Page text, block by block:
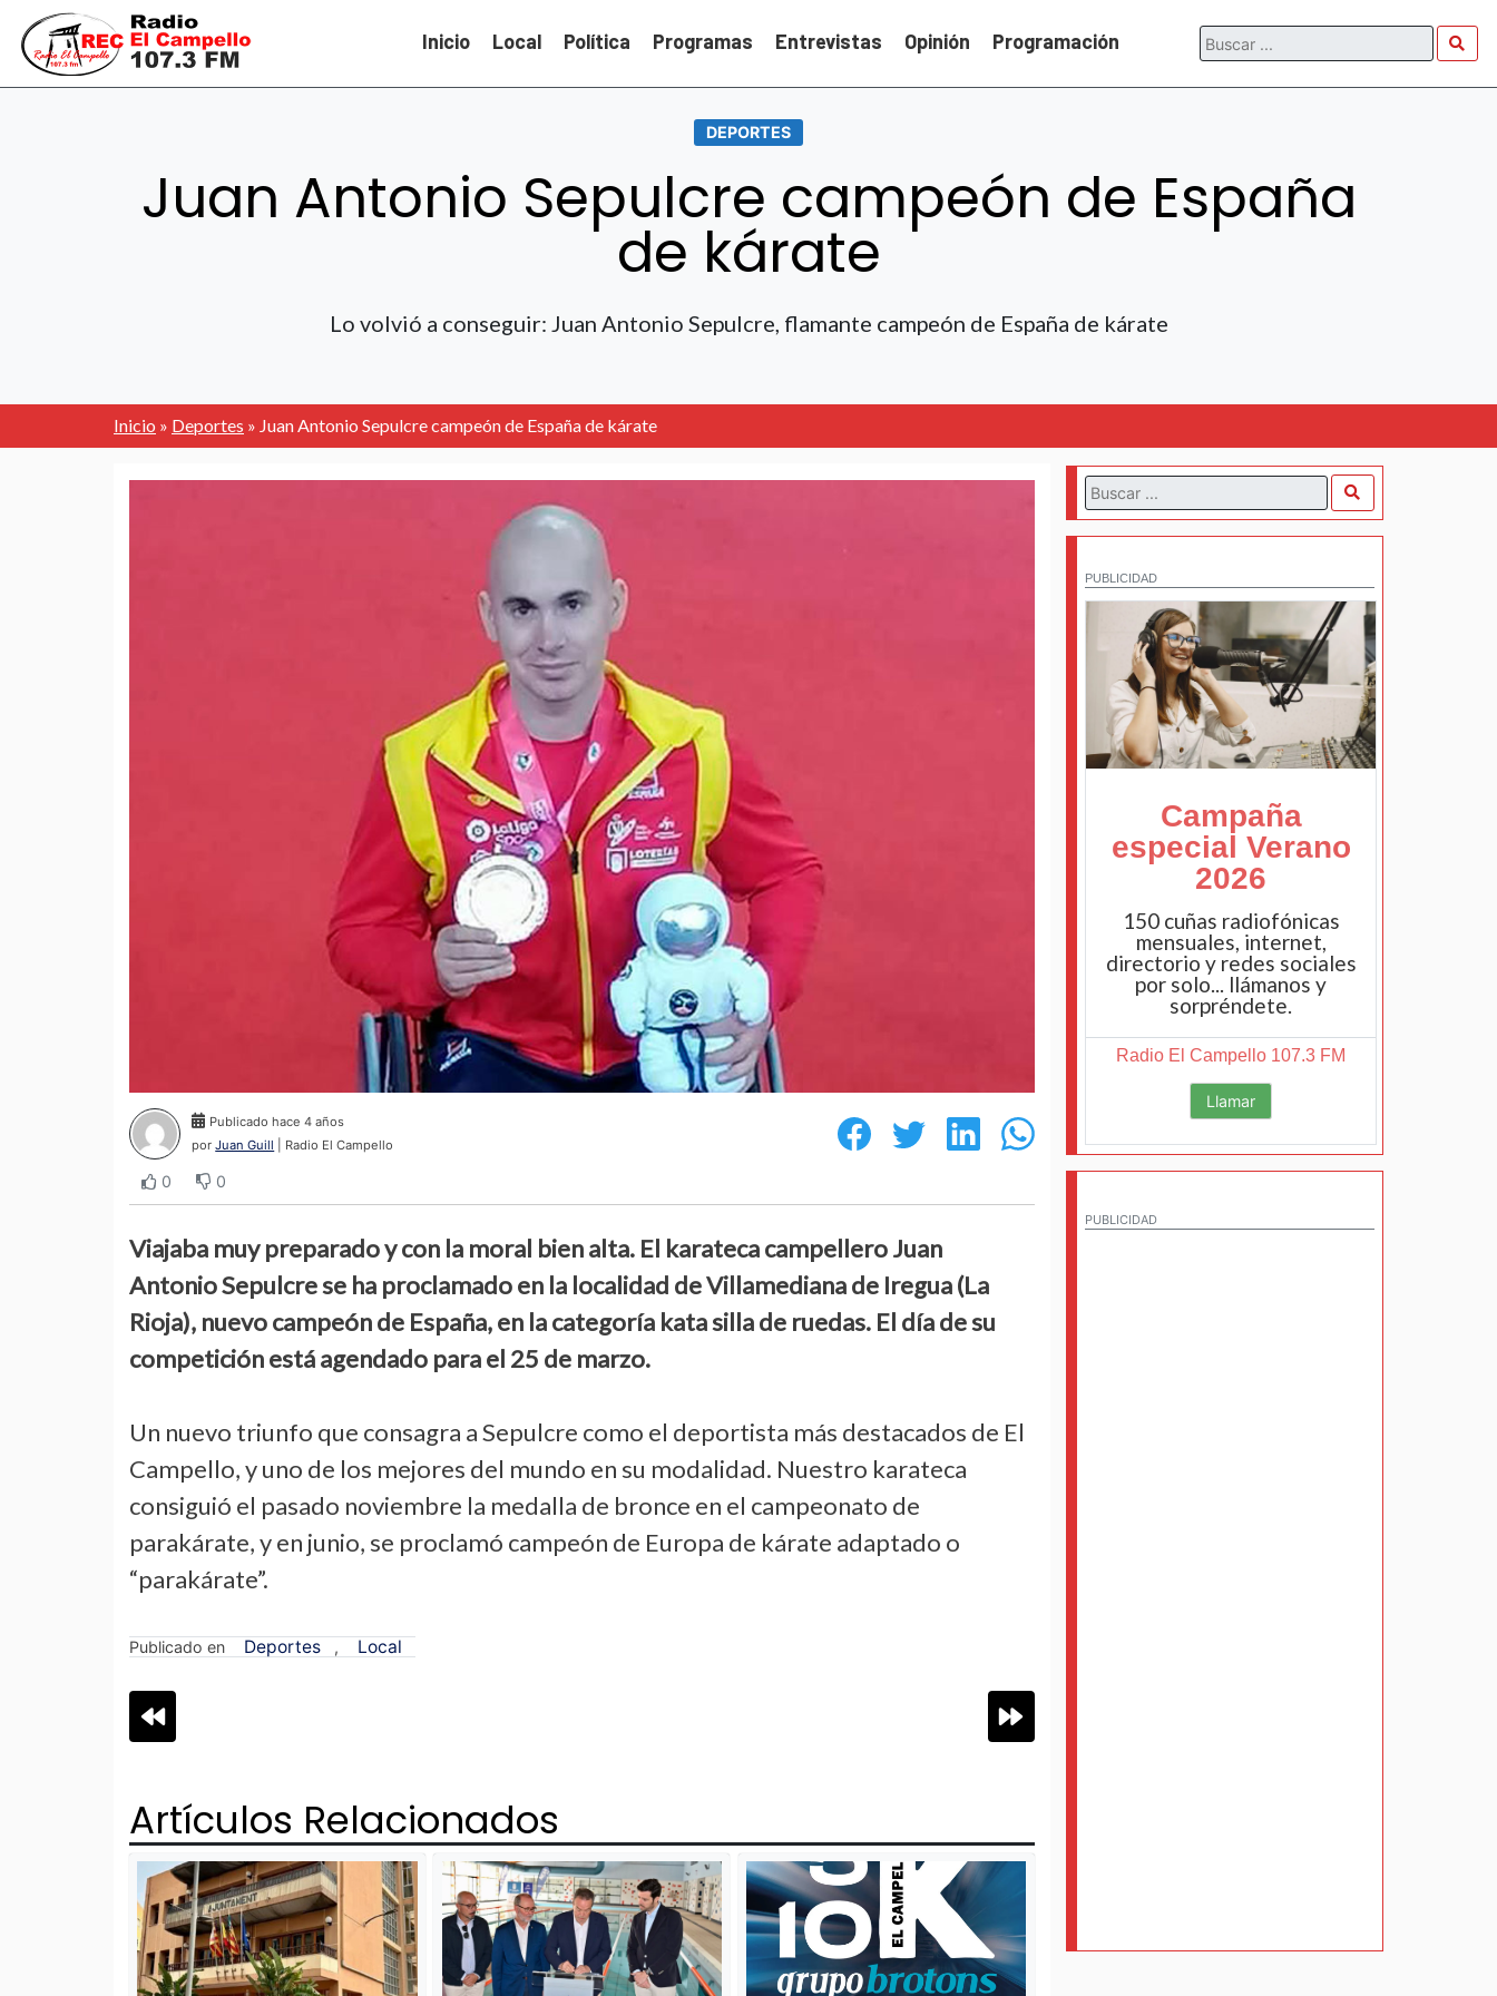
Inicio Local Política Programas Entrevistas Opinión Programación
DEPORTES
Juan Antonio Sepulcre campeón de España
de kárate
Lo volvió a conseguir: Juan Antonio Sepulcre, flamante campeón de España de kárate
Inicio » Deportes » Juan Antonio Sepulcre campeón de España de kárate
Publicado hace 4 años
porJuan Guill | Radio El Campello
0 0
Viajaba muy preparado y con la moral bien alta. El karateca campellero Juan
Antonio Sepulcre se ha proclamado en la localidad de Villamediana de Iregua (La
Rioja), nuevo campeón de España, en la categoría kata silla de ruedas. El día de su
competición está agendado para el 25 de marzo.
Un nuevo triunfo que consagra a Sepulcre como el deportista más destacados de El
Campello, y uno de los mejores del mundo en su modalidad. Nuestro karateca
consiguió el pasado noviembre la medalla de bronce en el campeonato de
parakárate, y en junio, se proclamó campeón de Europa de kárate adaptado o
“parakárate”.
Publicado en Deportes , Local
Navegación
de
entradas
Artículos Relacionados
PUBLICIDAD
Campaña
especial Verano
2026
150 cuñas radiofónicas
mensuales, internet,
directorio y redes sociales
por solo... llámanos y
sorpréndete.
Radio El Campello 107.3 FM
Llamar
PUBLICIDAD